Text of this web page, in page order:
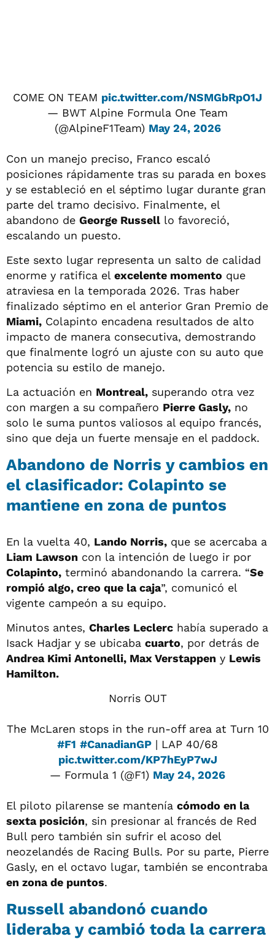
COME ON TEAM pic.twitter.com/NSMGbRpO1J
— BWT Alpine Formula One Team
(@AlpineF1Team) May 24, 2026
Con un manejo preciso, Franco escaló
posiciones rápidamente tras su parada en boxes
y se estableció en el séptimo lugar durante gran
parte del tramo decisivo. Finalmente, el
abandono de George Russell lo favoreció,
escalando un puesto.
Este sexto lugar representa un salto de calidad
enorme y ratifica el excelente momento que
atraviesa en la temporada 2026. Tras haber
finalizado séptimo en el anterior Gran Premio de
Miami, Colapinto encadena resultados de alto
impacto de manera consecutiva, demostrando
que finalmente logró un ajuste con su auto que
potencia su estilo de manejo.
La actuación en Montreal, superando otra vez
con margen a su compañero Pierre Gasly, no
solo le suma puntos valiosos al equipo francés,
sino que deja un fuerte mensaje en el paddock.
Abandono de Norris y cambios en
el clasificador: Colapinto se
mantiene en zona de puntos
En la vuelta 40, Lando Norris, que se acercaba a
Liam Lawson con la intención de luego ir por
Colapinto, terminó abandonando la carrera. “Se
rompió algo, creo que la caja”, comunicó el
vigente campeón a su equipo.
Minutos antes, Charles Leclerc había superado a
Isack Hadjar y se ubicaba cuarto, por detrás de
Andrea Kimi Antonelli, Max Verstappen y Lewis
Hamilton.
Norris OUT
The McLaren stops in the run-off area at Turn 10
#F1 #CanadianGP | LAP 40/68
pic.twitter.com/KP7hEyP7wJ
— Formula 1 (@F1) May 24, 2026
El piloto pilarense se mantenía cómodo en la
sexta posición, sin presionar al francés de Red
Bull pero también sin sufrir el acoso del
neozelandés de Racing Bulls. Por su parte, Pierre
Gasly, en el octavo lugar, también se encontraba
en zona de puntos.
Russell abandonó cuando
lideraba y cambió toda la carrera